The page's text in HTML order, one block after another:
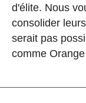
d'élite. Nous
consolider
serait pas
comme Orange